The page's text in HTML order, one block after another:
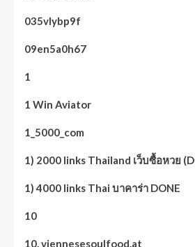
035vlybp9f
09en5a0h67
1
1 Win Aviator
1_5000_com
1) 2000 links Thailand เว็บซื้อหวย
1) 4000 links Thai บาคาร่า DONE
10
10. viennesesoulfood.at